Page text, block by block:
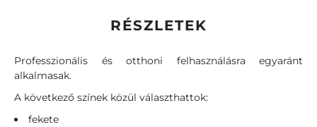
RÉSZLETEK
Professzionális és otthoni felhasználásra egyaránt
alkalmasak.
A következő színek közül választhattok:
fekete